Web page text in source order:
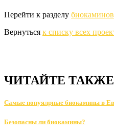
Перейти к разделу
Вернуться к списку всех
ЧИТАЙТЕ
Самые попуялрные биокамины в
Безопасны ли биокамины?